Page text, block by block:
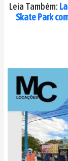
Leia Também:
Skate Park